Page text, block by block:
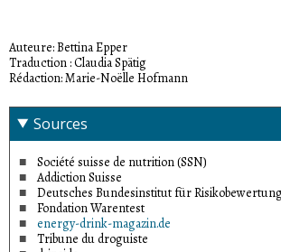
Auteure: Bettina Epper
Traduction : Claudia Spätig
Rédaction: Marie-Noëlle Hofmann
Sources
Société suisse de nutrition (SSN)
Addiction Suisse
Deutsches Bundesinstitut für
Fondation Warentest
energy-drink-magazin.de
Tribune du droguiste